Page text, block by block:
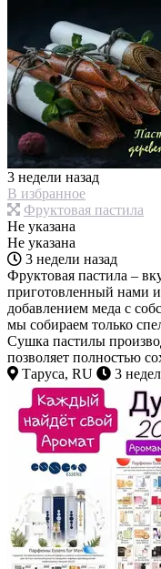
3 недели назад
В избранное
Фруктовая пастила
Не указана
Не указана
3 недели назад
Фруктовая пастила –
приготовленный нами
добавлением меда с
мы собираем только
Сушка пастилы
позволяет полностью
Таруса, RU
3